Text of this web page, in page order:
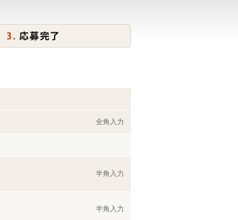
全角入力
半角入力
半角入力